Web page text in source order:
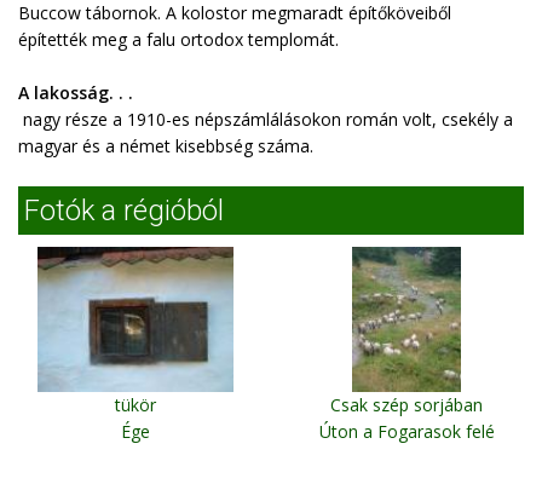
Buccow tábornok. A kolostor megmaradt építőköveiből
építették meg a falu ortodox templomát.
A lakosság. . .
nagy része a 1910-es népszámlálásokon román volt, csekély a
magyar és a német kisebbség száma.
Fotók a régióból
tükör
Ége
Csak szép sorjában
Úton a Fogarasok felé